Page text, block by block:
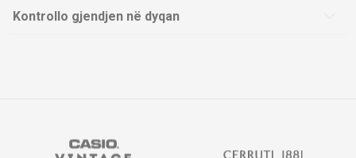
Kontrollo gjendjen në dyqan